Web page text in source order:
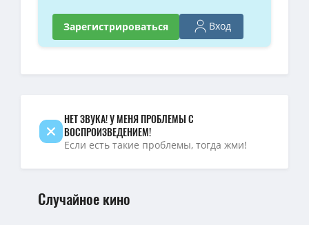
Зарегистрироваться Вход
НЕТ ЗВУКА! У МЕНЯ ПРОБЛЕМЫ С
ВОСПРОИЗВЕДЕНИЕМ!
Если есть такие проблемы, тогда жми!
Случайное кино